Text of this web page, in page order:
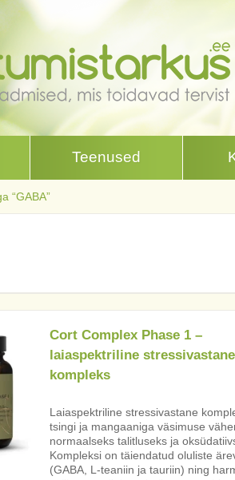
Teenused
“GABA”
Cort Complex Phase 1 –
laiaspektriline stressivastane
kompleks
Laiaspektriline stressivastane
tsingi ja mangaaniga väsimuse
normaalseks talitluseks ja
Kompleksi on täiendatud oluliste
(GABA, L-teaniin ja tauriin) ning